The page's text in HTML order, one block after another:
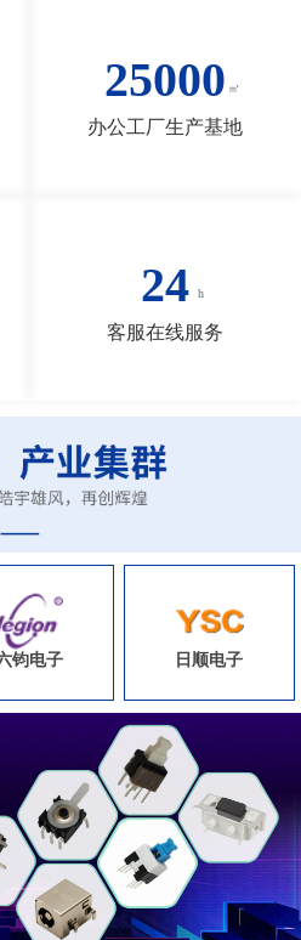
25000
办公工厂生产基地
24
客服在线服务
钧电子 日顺电子